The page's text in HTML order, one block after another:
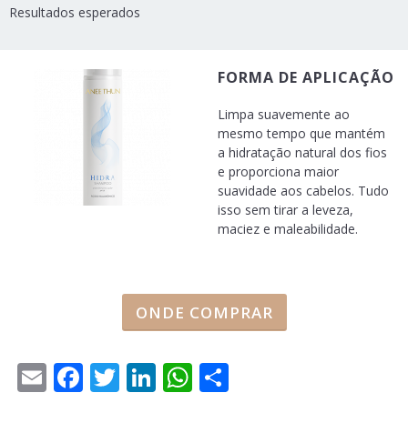
Resultados esperados
FORMA DE APLICAÇÃO
Limpa suavemente ao
mesmo tempo que mantém
a hidratação natural dos fios
e proporciona maior
suavidade aos cabelos. Tudo
isso sem tirar a leveza,
maciez e maleabilidade.
ONDE COMPRAR
EmailFacebook
Twitter
LinkedIn
WhatsApp